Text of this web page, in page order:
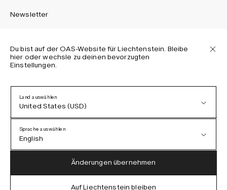
Newsletter
Melden Sie sich an, um die neuesten Informationen über
Datenschutzerklärung
AGB
Barrierefreiheit
Cookie-Richtlinie
Du bist auf der OAS-Website für Liechtenstein. Bleibe
hier oder wechsle zu deinen bevorzugten
Einstellungen.
Land auswählen
United States (USD)
Austria (EUR)
Sprache auswählen
English
German
Änderungen übernehmen
Auf Liechtenstein bleiben